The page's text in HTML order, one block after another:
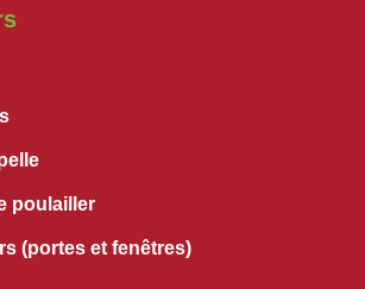
poulailler
(portes et fenêtres)